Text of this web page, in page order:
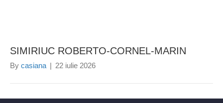
SIMIRIUC ROBERTO-CORNEL-MARIN
By casiana | 22 iulie 2026